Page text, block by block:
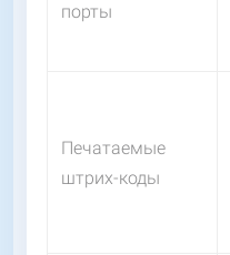
порты
Печатаемые
штрих-коды